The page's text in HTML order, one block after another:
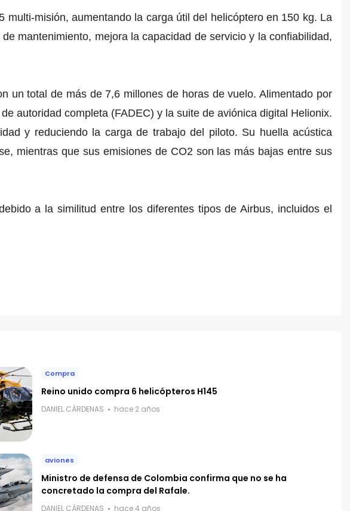
misión, aumentando la carga útil del helicóptero en 150 kg. La
mantenimiento, mejora la capacidad de servicio y la confiabilidad,
un total de más de 7,6 millones de horas de vuelo. Alimentado por
autoridad completa (FADEC) y la suite de aviónica digital Helionix.
y reduciendo la carga de trabajo del piloto. Su huella acústica
mientras que sus emisiones de CO2 son las más bajas entre sus
a la similitud entre los diferentes tipos de Airbus, incluidos el
Compra
Reino unido compra 6 helicópteros H145
DANIEL CÁRDENAS hace 2 años
aviones
Ministro de defensa de Colombia confirma que no se ha
concretado la compra del Rafale.
DANIEL CÁRDENAS hace 4 años